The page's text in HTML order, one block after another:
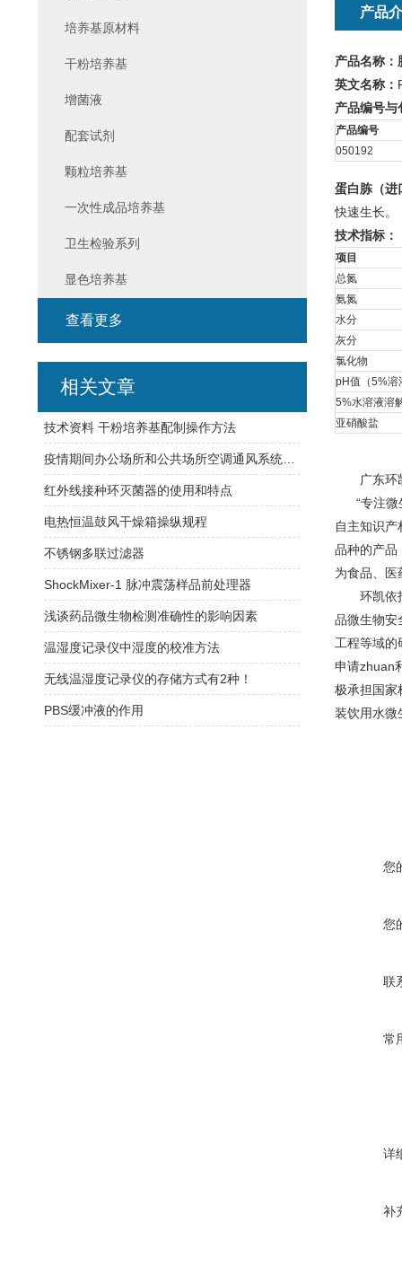
产品
产品名称：
英文名称：
产品编号与
产品编号
050192
蛋白胨（
快速生长。
技术指标：
项目
总氮
氨氮
水分
灰分
氯化物
pH值（5%溶
5%水溶液溶
亚硝酸盐
广东环凯
“专注微
自主知识
品种的产品
为食品、医
环凯依托
品微生物安
工程等域的
申请zhuan
极承担国家
装饮用水微
您
您
联
常
详
补
培养基原材料
干粉培养基
增菌液
配套试剂
颗粒培养基
一次性成品培养基
卫生检验系列
显色培养基
查看更多
相关文章
技术资料 干粉培养基配制操作方法
红外线接种环灭菌器的使用和特点
电热恒温鼓风干燥箱操纵规程
不锈钢多联过滤器
ShockMixer-1 脉冲震荡样品前处理器
浅谈药品微生物检测准确性的影响因素
温湿度记录仪中湿度的校准方法
无线温湿度记录仪的存储方式有2种！
PBS缓冲液的作用